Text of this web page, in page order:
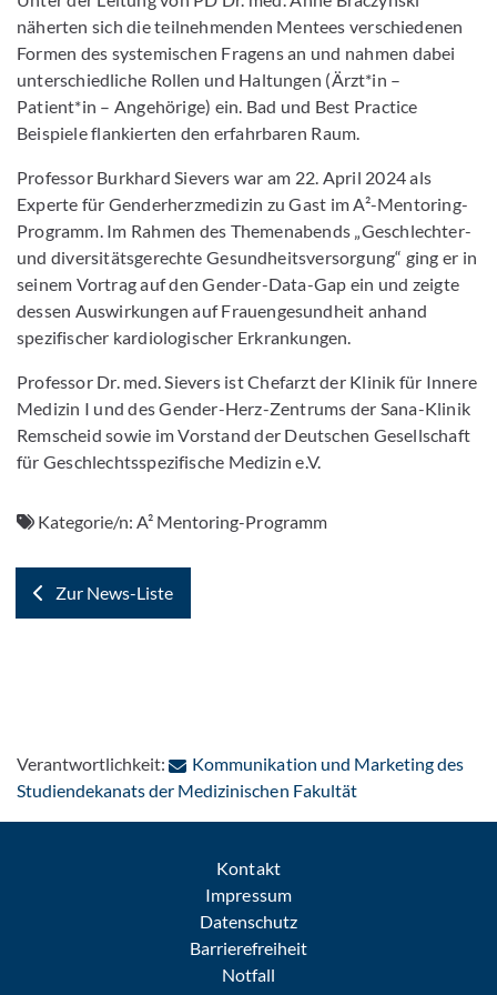
näherten sich die teilnehmenden Mentees verschiedenen
Formen des systemischen Fragens an und nahmen dabei
unterschiedliche Rollen und Haltungen (Ärzt*in –
Patient*in – Angehörige) ein. Bad und Best Practice
Beispiele flankierten den erfahrbaren Raum.
Professor Burkhard Sievers war am 22. April 2024 als
Experte für Genderherzmedizin zu Gast im A²-Mentoring-
Programm. Im Rahmen des Themenabends „Geschlechter-
und diversitätsgerechte Gesundheitsversorgung“ ging er in
seinem Vortrag auf den Gender-Data-Gap ein und zeigte
dessen Auswirkungen auf Frauengesundheit anhand
spezifischer kardiologischer Erkrankungen.
Professor Dr. med. Sievers ist Chefarzt der Klinik für Innere
Medizin I und des Gender-Herz-Zentrums der Sana-Klinik
Remscheid sowie im Vorstand der Deutschen Gesellschaft
für Geschlechtsspezifische Medizin e.V.
Kategorie/n:A² Mentoring-Programm
Zur News-Liste
Verantwortlichkeit:
Kommunikation und Marketing des
Studiendekanats der Medizinischen Fakultät: Per E-Mail
Kontakt
Impressum
Datenschutz
Barrierefreiheit
Notfall